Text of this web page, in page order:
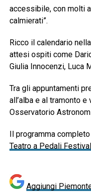
accessibile, con molti
calmierati”.
Ricco il calendario
attesi ospiti come
Giulia Innocenzi, Luca
Tra gli appuntamenti
all’alba e al tramonto
Osservatorio
Il programma
Teatro a Pedali Festival
Aggiungi